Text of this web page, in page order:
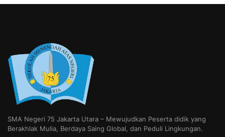
SMA Negeri 75 Jakarta Utara – Mewujudkan Peserta didik yang
Berakhlak Mulia, Berdaya Saing Global, dan Peduli Lingkungan.